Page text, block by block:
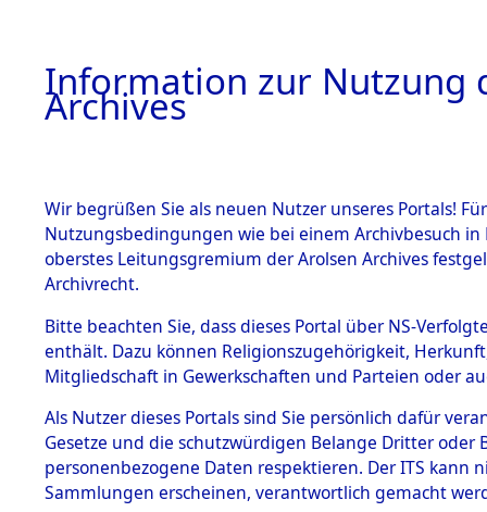
BESTÄNDE
1.
mente
5. Verschiedenes
5.3
Todesmärsche
Listen
0011
Information zur Nutzung
Archives
Wir begrüßen Sie als neuen Nutzer unseres Portals!
Nutzungsbedingungen wie bei einem Archivbesuch
oberstes Leitungsgremium der Arolsen Archives
Archivrecht.
Bitte beachten Sie, dass dieses Portal über NS-
enthält. Dazu können Religionszugehörigkeit,
Mitgliedschaft in Gewerkschaften und Parteien oder
Als Nutzer dieses Portals sind Sie persönlich dafür
Gesetze und die schutzwürdigen Belange Dritter
personenbezogene Daten respektieren. Der ITS
Sammlungen erscheinen, verantwortlich gemacht